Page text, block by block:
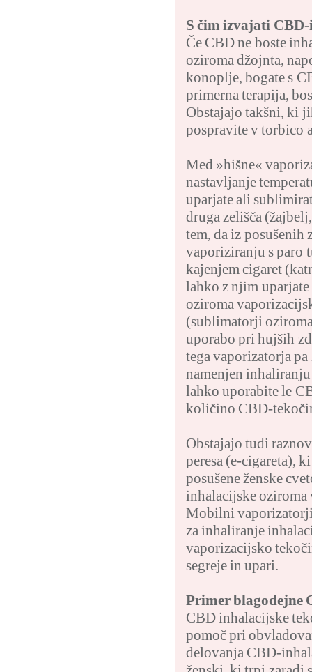
S čim izvajati
Če CBD ne boste
oziroma džojnta,
konoplje, bogate s
primerna terapija,
Obstajajo takšni, ki
pospravite v torbico
Med »hišne«
nastavljanje
uparjate ali
druga zelišča
tem, da iz posušenih
vaporiziranju s paro
kajenjem cigaret
lahko z njim
oziroma
(sublimatorji
uporabo pri hujših
tega vaporizatorja
namenjen
lahko uporabite le
količino CBD-
Obstajajo tudi
peresa (e-cigareta),
posušene ženske
inhalacijske
Mobilni
za inhaliranje
vaporizacijsko
segreje in upari.
Primer blagodejne
CBD inhalacijske
pomoč pri
delovanja CBD-